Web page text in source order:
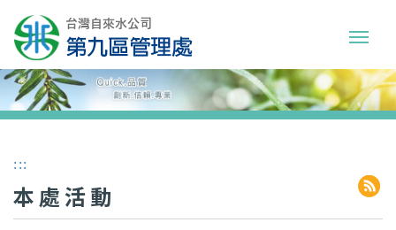
:::
本處活動